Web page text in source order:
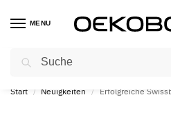
MENU
Profitieren Sie jetzt von unseren
Start / Neuigkeiten / Erfolgreiche